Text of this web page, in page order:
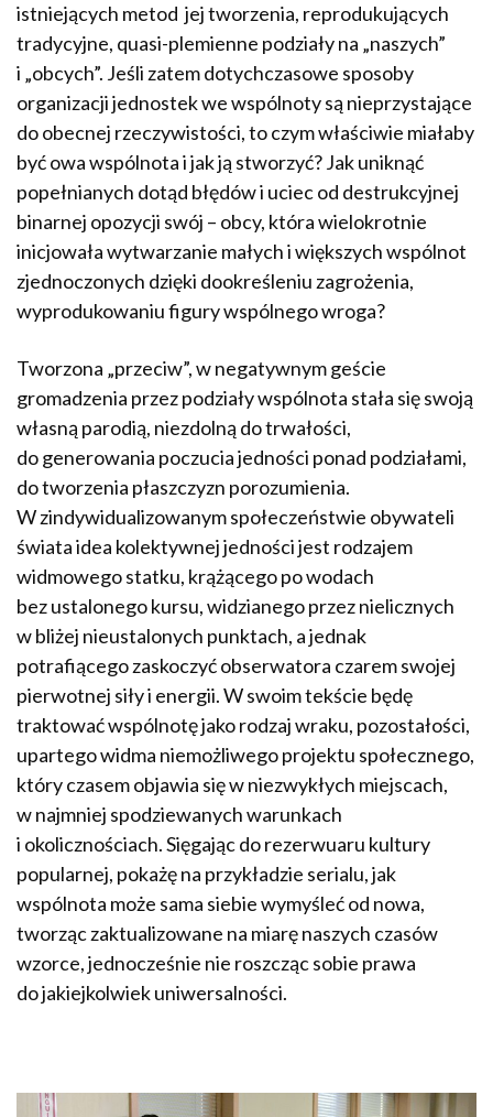
istniejących metod jej tworzenia, reprodukujących
tradycyjne, quasi-plemienne podziały na „naszych”
i „obcych”. Jeśli zatem dotychczasowe sposoby
organizacji jednostek we wspólnoty są nieprzystające
do obecnej rzeczywistości, to czym właściwie miałaby
być owa wspólnota i jak ją stworzyć? Jak uniknąć
popełnianych dotąd błędów i uciec od destrukcyjnej
binarnej opozycji swój – obcy, która wielokrotnie
inicjowała wytwarzanie małych i większych wspólnot
zjednoczonych dzięki dookreśleniu zagrożenia,
wyprodukowaniu figury wspólnego wroga?
Tworzona „przeciw”, w negatywnym geście
gromadzenia przez podziały wspólnota stała się swoją
własną parodią, niezdolną do trwałości,
do generowania poczucia jedności ponad podziałami,
do tworzenia płaszczyzn porozumienia.
W zindywidualizowanym społeczeństwie obywateli
świata idea kolektywnej jedności jest rodzajem
widmowego statku, krążącego po wodach
bez ustalonego kursu, widzianego przez nielicznych
w bliżej nieustalonych punktach, a jednak
potrafiącego zaskoczyć obserwatora czarem swojej
pierwotnej siły i energii. W swoim tekście będę
traktować wspólnotę jako rodzaj wraku, pozostałości,
upartego widma niemożliwego projektu społecznego,
który czasem objawia się w niezwykłych miejscach,
w najmniej spodziewanych warunkach
i okolicznościach. Sięgając do rezerwuaru kultury
popularnej, pokażę na przykładzie serialu, jak
wspólnota może sama siebie wymyśleć od nowa,
tworząc zaktualizowane na miarę naszych czasów
wzorce, jednocześnie nie roszcząc sobie prawa
do jakiejkolwiek uniwersalności.